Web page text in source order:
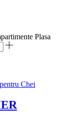
Plasa
Chei